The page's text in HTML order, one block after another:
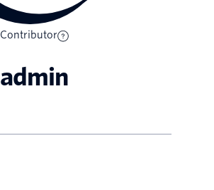
Contributor
admin